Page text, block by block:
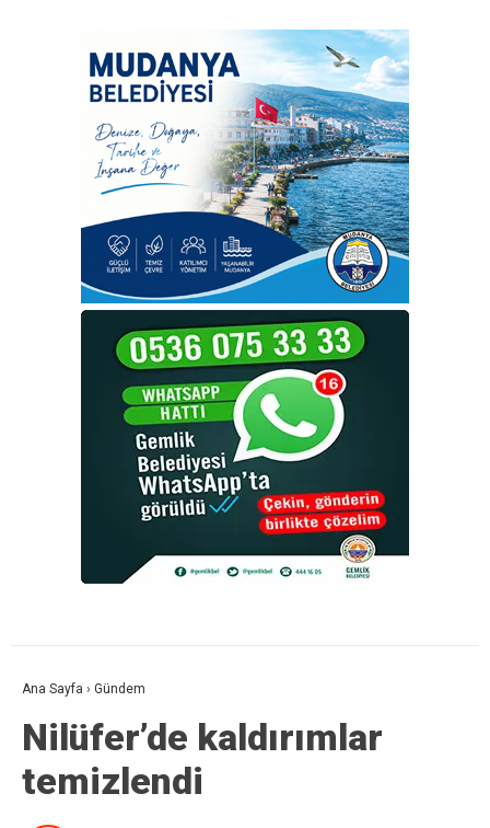
Ana Sayfa › Gündem
Nilüfer’de kaldırımlar
temizlendi